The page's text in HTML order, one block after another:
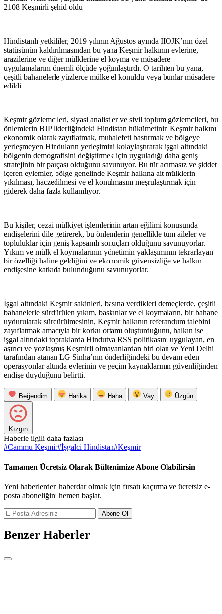
2108 Keşmirli şehid oldu
Hindistanlı yetkililer, 2019 yılının Ağustos ayında IIOJK’nın özel
statüsünün kaldırılmasından bu yana Keşmir halkının evlerine,
arazilerine ve diğer mülklerine el koyma ve müsadere
uygulamalarını önemli ölçüde yoğunlaştırdı. O tarihten bu yana,
çeşitli bahanelerle yüzlerce mülke el konuldu veya bunlar müsadere
edildi.
Keşmir gözlemcileri, siyasi analistler ve sivil toplum gözlemcileri, bu
önlemlerin BJP liderliğindeki Hindistan hükümetinin Keşmir halkını
ekonomik olarak zayıflatmak, muhalefeti bastırmak ve bölgeye
yerleşmeyen Hinduların yerleşimini kolaylaştırarak işgal altındaki
bölgenin demografisini değiştirmek için uyguladığı daha geniş
stratejinin bir parçası olduğunu savunuyor. Bu tür acımasız ve şiddet
içeren eylemler, bölge genelinde Keşmir halkına ait mülklerin
yıkılması, haczedilmesi ve el konulmasını meşrulaştırmak için
giderek daha fazla kullanılıyor.
Bu kişiler, cezai mülkiyet işlemlerinin artan eğilimi konusunda
endişelerini dile getirerek, bu önlemlerin genellikle tüm aileler ve
topluluklar için geniş kapsamlı sonuçları olduğunu savunuyorlar.
Yıkım ve mülk el koymalarının yönetimin yaklaşımının tekrarlayan
bir özelliği haline geldiğini ve ekonomik güvensizliğe ve halkın
endişesine katkıda bulunduğunu savunuyorlar.
İşgal altındaki Keşmir sakinleri, basına verdikleri demeçlerde, çeşitli
bahanelerle sürdürülen yıkım, baskınlar ve el koymaların, bir bahane
uydurularak sürdürülmesinin, Keşmir halkının referandum talebini
zayıflatmak amacıyla bir korku ortamı oluşturduğunu, halkın ise
işgal altındaki topraklarda Hindutva RSS politikasını uygulayan, en
aşırıcı ve yozlaşmış Keşmirli olmayanlardan biri olan ve Yeni Delhi
tarafından atanan LG Sinha’nın önderliğindeki bu devam eden
operasyonlar altında evlerinin ve geçim kaynaklarının güvenliğinden
endişe duyduğunu belirtti.
Beğendim Harika Haha Vay Üzgün
Kızgın
Haberle ilgili daha fazlası
#Cammu Keşmir#İşgalci Hindistan#Keşmir
Tamamen Ücretsiz Olarak Bültenimize Abone Olabilirsin
Yeni haberlerden haberdar olmak için fırsatı kaçırma ve ücretsiz e-
posta aboneliğini hemen başlat.
Abone Ol
Benzer Haberler